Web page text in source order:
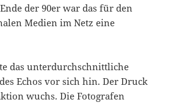
der 90er war das für den
Medien im Netz eine
das unterdurchschnittliche
Echos vor sich hin. Der Druck
wuchs. Die Fotografen